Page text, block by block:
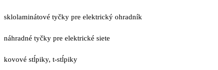
sklolaminátové tyčky pre elektrický ohradník
náhradné tyčky pre elektrické siete
kovové stĺpiky, t-stĺpiky